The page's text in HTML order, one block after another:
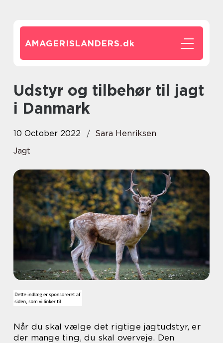
AMAGERISLANDERS.dk
Udstyr og tilbehør til jagt
i Danmark
10 October 2022
Sara Henriksen
Jagt
Når du skal vælge det rigtige jagtudstyr, er
der mange ting, du skal overveje. Den